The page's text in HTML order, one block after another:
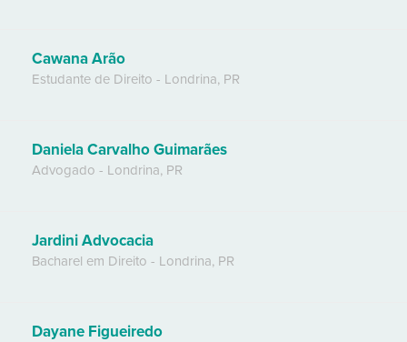
Cawana Arão
Estudante de Direito - Londrina, PR
Daniela Carvalho Guimarães
Advogado - Londrina, PR
Jardini Advocacia
Bacharel em Direito - Londrina, PR
Dayane Figueiredo